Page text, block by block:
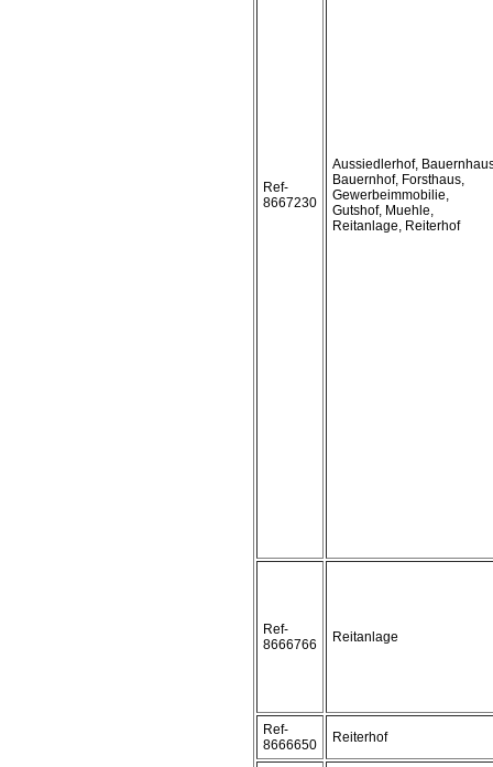
Ref-
8667230
Aussiedlerhof,
Bauernhof, Forsthaus,
Gewerbeimmobilie,
Gutshof, Muehle,
Reitanlage, Reiterhof
Ref-
8666766
Reitanlage
Ref-
8666650
Reiterhof